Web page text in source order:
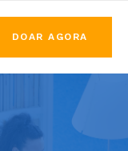
DOAR AGORA